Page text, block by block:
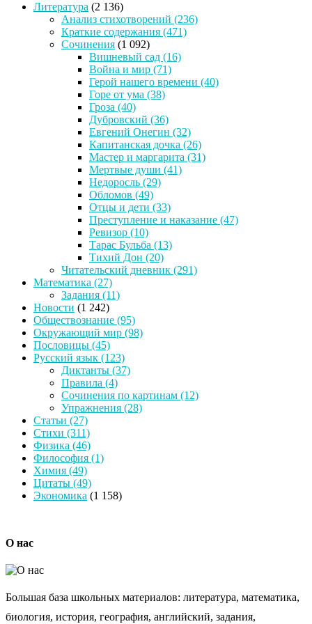
Литература (2 136)
Анализ стихотворений (236)
Краткие содержания (471)
Сочинения (1 092)
Вишневый сад (16)
Война и мир (71)
Герой нашего времени (40)
Горе от ума (38)
Гроза (40)
Дубровский (36)
Евгений Онегин (32)
Капитанская дочка (26)
Мастер и маргарита (31)
Мертвые души (41)
Недоросль (29)
Обломов (49)
Отцы и дети (33)
Преступление и наказание (47)
Ревизор (10)
Тарас Бульба (13)
Тихий Дон (20)
Читательский дневник (291)
Математика (27)
Задания (11)
Новости (1 242)
Обществознание (95)
Окружающий мир (98)
Пословицы (45)
Русский язык (123)
Диктанты (37)
Правила (4)
Сочинения по картинам (12)
Упражнения (28)
Статьи (27)
Стихи (311)
Физика (46)
Философия (1)
Химия (49)
Цитаты (49)
Экономика (1 158)
О нас
Большая база школьных материалов: литература, математика,
биология, история, география, английский, задания,